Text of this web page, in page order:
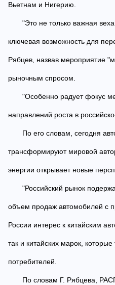
Вьетнам и Нигерию.
"Это не только важная
ключевая возможность для
Рябцев, назвав мероприятие
рыночным спросом.
"Особенно радует фокус
направлений роста в
По его словам, сегодня
трансформируют мировой
энергии открывает новые
"Российский рынок
объем продаж автомобилей с
России интерес к китайским
так и китайских марок,
потребителей.
По словам Г. Рябцева,